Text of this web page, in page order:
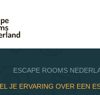
ESCAPE ROOMS
JE ERVARING OVER EEN